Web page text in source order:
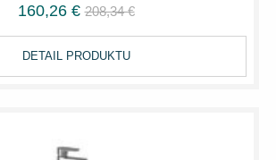
160,26 € 208,34 €
DETAIL PRODUKTU